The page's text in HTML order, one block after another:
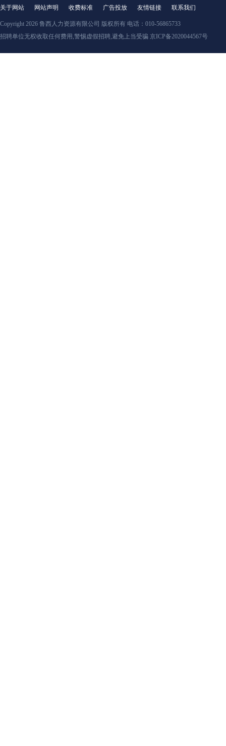
关于网站 网站声明 收费标准 广告投放 友情链接 联系我们
Copyright 2026 鲁西人力资源有限公司 版权所有 电话：010-56865733
招聘单位无权收取任何费用,警惕虚假招聘,避免上当受骗 京ICP备2020044567号